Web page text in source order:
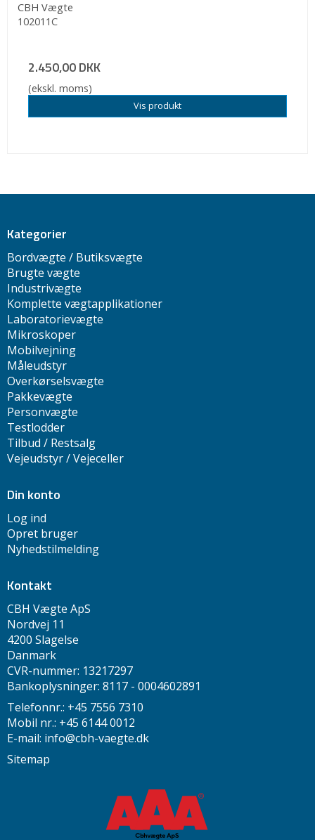
CBH Vægte
102011C
2.450,00 DKK
(ekskl. moms)
Vis produkt
Kategorier
Bordvægte / Butiksvægte
Brugte vægte
Industrivægte
Komplette vægtapplikationer
Laboratorievægte
Mikroskoper
Mobilvejning
Måleudstyr
Overkørselsvægte
Pakkevægte
Personvægte
Testlodder
Tilbud / Restsalg
Vejeudstyr / Vejeceller
Din konto
Log ind
Opret bruger
Nyhedstilmelding
Kontakt
CBH Vægte ApS
Nordvej 11
4200 Slagelse
Danmark
CVR-nummer: 13217297
Bankoplysninger: 8117 - 0004602891
Telefonnr.: +45 7556 7310
Mobil nr.: +45 6144 0012
E-mail: info@cbh-vaegte.dk
Sitemap